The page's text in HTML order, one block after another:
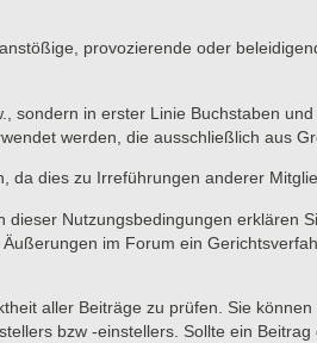
provozierende oder
in erster Linie Buchstaben
werden, die ausschließlich aus
da dies zu Irreführungen anderer
Nutzungsbedingungen erklären
im Forum ein
aller Beiträge zu prüfen. Sie
bzw -einstellers. Sollte ein